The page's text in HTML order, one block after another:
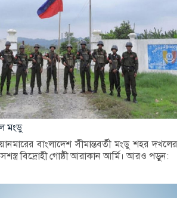
মংডু
বাংলাদেশ সীমান্তবর্তী মংডু শহর দখলের
বিদ্রোহী গোষ্ঠী আরাকান আর্মি। আরও পড়ুন: